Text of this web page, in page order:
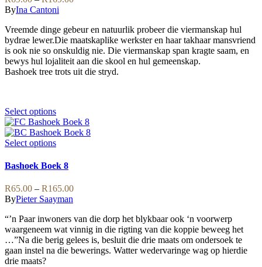
chosen
on
the
product
page
The
options
may
be
chosen
on
the
through
R169.00
ByIna Cantoni
Vreemde dinge gebeur en natuurlik probeer die viermanskap hul
bydrae lewer.Die maatskaplike werkster en haar takhaar mansvriend
is ook nie so onskuldig nie. Die viermanskap span kragte saam, en
bewys hul lojaliteit aan die skool en hul gemeenskap.
Bashoek tree trots uit die stryd.
Select optionsThis
product
has
multiple
The
may
be
chosen
on
the
product
page
Select optionsThis
has
variants.
The
options
may
be
chosen
on
Bashoek Boek 8
R65.00 – R165.00Price
through
R165.00
ByPieter Saayman
“’n Paar inwoners van die dorp het blykbaar ook ‘n voorwerp
waargeneem wat vinnig in die rigting van die koppie beweeg het
…”Na die berig gelees is, besluit die drie maats om ondersoek te
gaan instel na die bewerings. Watter wedervaringe wag op hierdie
drie maats?